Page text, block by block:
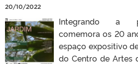
20/10/2022
Integrando a
comemora os 20
espaço expositivo
do Centro de Artes